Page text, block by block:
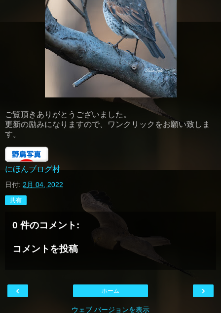
ご覧頂きありがとうございました。
更新の励みになりますので、ワンクリックをお願い致しま
す。
にほんブログ村
日付: 2月 04, 2022
共有
0 件のコメント:
コメントを投稿
‹ ›
ホーム
ウェブ バージョンを表示